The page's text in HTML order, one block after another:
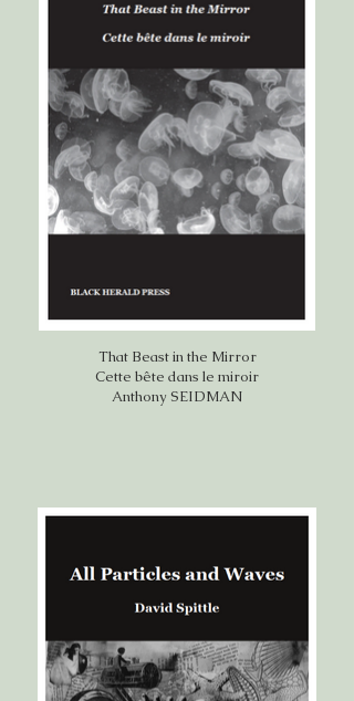
That Beast in the Mirror
Cette bête dans le miroir
Anthony SEIDMAN